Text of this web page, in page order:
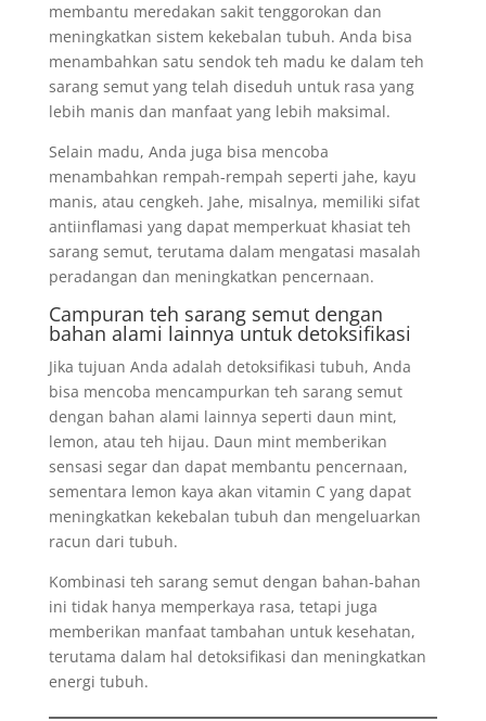
membantu meredakan sakit tenggorokan dan
meningkatkan sistem kekebalan tubuh. Anda bisa
menambahkan satu sendok teh madu ke dalam teh
sarang semut yang telah diseduh untuk rasa yang
lebih manis dan manfaat yang lebih maksimal.
Selain madu, Anda juga bisa mencoba
menambahkan rempah-rempah seperti jahe, kayu
manis, atau cengkeh. Jahe, misalnya, memiliki sifat
antiinflamasi yang dapat memperkuat khasiat teh
sarang semut, terutama dalam mengatasi masalah
peradangan dan meningkatkan pencernaan.
Campuran teh sarang semut dengan
bahan alami lainnya untuk detoksifikasi
Jika tujuan Anda adalah detoksifikasi tubuh, Anda
bisa mencoba mencampurkan teh sarang semut
dengan bahan alami lainnya seperti daun mint,
lemon, atau teh hijau. Daun mint memberikan
sensasi segar dan dapat membantu pencernaan,
sementara lemon kaya akan vitamin C yang dapat
meningkatkan kekebalan tubuh dan mengeluarkan
racun dari tubuh.
Kombinasi teh sarang semut dengan bahan-bahan
ini tidak hanya memperkaya rasa, tetapi juga
memberikan manfaat tambahan untuk kesehatan,
terutama dalam hal detoksifikasi dan meningkatkan
energi tubuh.